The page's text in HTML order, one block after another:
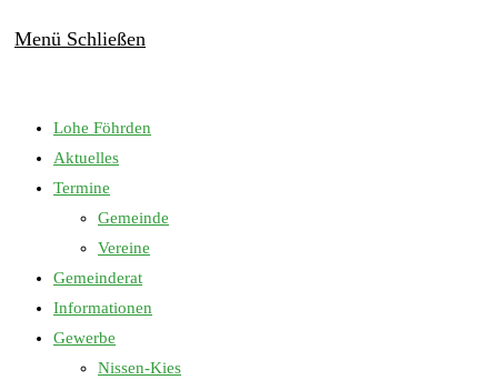
Menü Schließen
Lohe Föhrden
Aktuelles
Termine
Gemeinde
Vereine
Gemeinderat
Informationen
Gewerbe
Nissen-Kies